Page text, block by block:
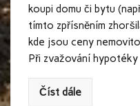
koupi domu či bytu
tímto zpřísněním
kde jsou ceny
Při zvažování hypotéky
Číst dále